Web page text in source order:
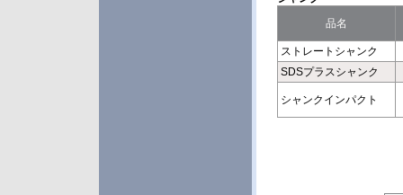
品名
ストレートシャンク
SDSプラスシャンク
シャンクインパクト